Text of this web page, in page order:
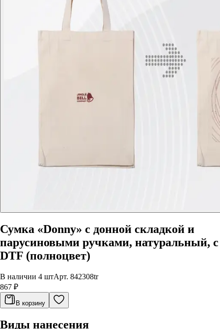
Сумка «Donny» с донной складкой и
парусиновыми ручками, натуральный, с
DTF (полноцвет)
В наличии 4 штАрт. 842308tr
867 ₽
В корзину
Виды нанесения